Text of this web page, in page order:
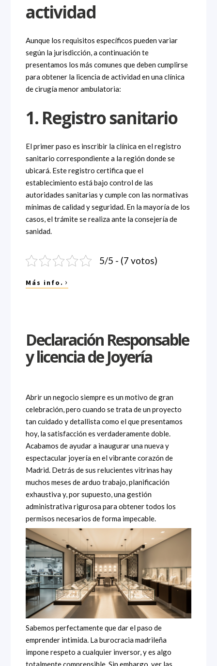
actividad
Aunque los requisitos específicos pueden variar
según la jurisdicción, a continuación te
presentamos los más comunes que deben cumplirse
para obtener la licencia de actividad en una clínica
de cirugía menor ambulatoria:
1. Registro sanitario
El primer paso es inscribir la clínica en el registro
sanitario correspondiente a la región donde se
ubicará. Este registro certifica que el
establecimiento está bajo control de las
autoridades sanitarias y cumple con las normativas
mínimas de calidad y seguridad. En la mayoría de los
casos, el trámite se realiza ante la consejería de
sanidad.
5/5 - (7 votos)
Más info. ›
Declaración Responsable
y licencia de Joyería
Abrir un negocio siempre es un motivo de gran
celebración, pero cuando se trata de un proyecto
tan cuidado y detallista como el que presentamos
hoy, la satisfacción es verdaderamente doble.
Acabamos de ayudar a inaugurar una nueva y
espectacular joyería en el vibrante corazón de
Madrid. Detrás de sus relucientes vitrinas hay
muchos meses de arduo trabajo, planificación
exhaustiva y, por supuesto, una gestión
administrativa rigurosa para obtener todos los
permisos necesarios de forma impecable.
Sabemos perfectamente que dar el paso de
emprender intimida. La burocracia madrileña
impone respeto a cualquier inversor, y es algo
totalmente comprensible. Sin embargo, ver las